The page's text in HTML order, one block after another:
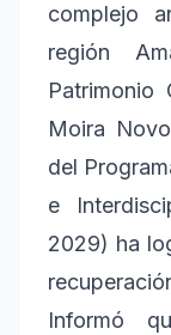
complejo
región
Patrimonio
Moira
del
e
2029) ha
Informó